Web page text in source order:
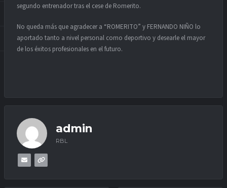
segundo entrenador tras el cese de Romerito.
No queda más que agradecer a “ROMERITO” y FERNANDO NIÑO lo
aportado tanto a nivel personal como deportivo y desearle el mayor
de los éxitos profesionales en el futuro.
admin
RBL